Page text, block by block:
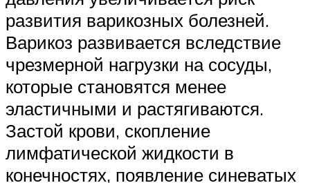
развития варикозных болезней.
Варикоз развивается вследствие
чрезмерной нагрузки на сосуды,
которые становятся менее
эластичными и растягиваются.
Застой крови, скопление
лимфатической жидкости в
конечностях, появление синеватых